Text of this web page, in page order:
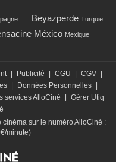
Beyazperde Turquie
México Mexique
Publicité CGU CGV
Données Personnelles
services AlloCiné
Gérer Utiq
cinéma sur le numéro AlloCiné :
minute)